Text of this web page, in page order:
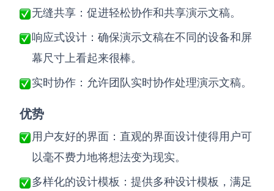
无缝共享：促进轻松协作和共享演示文稿。
响应式设计：确保演示文稿在不同的设备和屏
幕尺寸上看起来很棒。
实时协作：允许团队实时协作处理演示文稿。
优势
用户友好的界面：直观的界面设计使得用户可
以毫不费力地将想法变为现实。
多样化的设计模板：提供多种设计模板，满足